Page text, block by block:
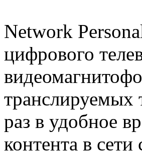
Network
цифрового
транслируемых
раз в удобное
контента в